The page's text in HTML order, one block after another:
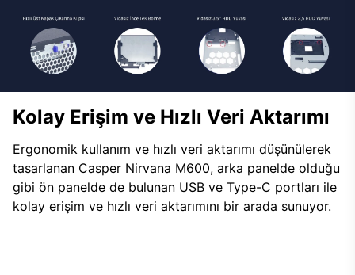
Kolay Erişim ve Hızlı Veri Aktarımı
Ergonomik kullanım ve hızlı veri aktarımı düşünülerek
tasarlanan Casper Nirvana M600, arka panelde olduğu
gibi ön panelde de bulunan USB ve Type-C portları ile
kolay erişim ve hızlı veri aktarımını bir arada sunuyor.